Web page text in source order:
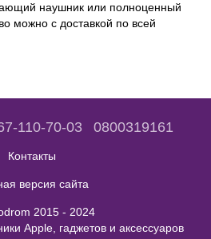
наушник или полноценный
можно с доставкой по всей
110-70-03 0800319161
Контакты
версия сайта
2015 - 2024
Apple, гаджетов и аксессуаров